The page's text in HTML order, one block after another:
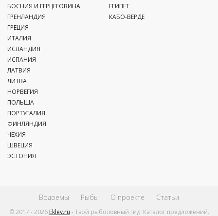
БОСНИЯ И ГЕРЦЕГОВИНА
ГРЕНЛАНДИЯ
ГРЕЦИЯ
ИТАЛИЯ
ИСЛАНДИЯ
ИСПАНИЯ
ЛАТВИЯ
ЛИТВА
НОРВЕГИЯ
ПОЛЬША
ПОРТУГАЛИЯ
ФИНЛЯНДИЯ
ЧЕХИЯ
ШВЕЦИЯ
ЭСТОНИЯ
ЕГИПЕТ
КАБО-ВЕРДЕ
© 2017 - 2026 Eklev.ru - Твой рыболовный гид. Каталог предложений.
Водоемы Рыбы О проекте Статьи